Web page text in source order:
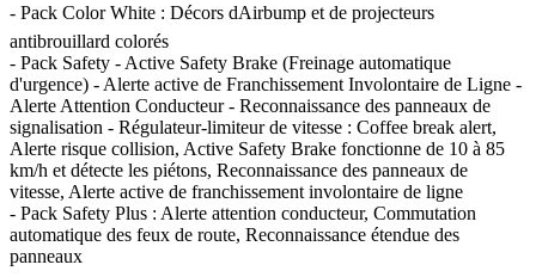
- Pack Color White : Décors dAirbump et de projecteurs
antibrouillard colorés
- Pack Safety - Active Safety Brake (Freinage automatique
d'urgence) - Alerte active de Franchissement Involontaire de Ligne -
Alerte Attention Conducteur - Reconnaissance des panneaux de
signalisation - Régulateur-limiteur de vitesse : Coffee break alert,
Alerte risque collision, Active Safety Brake fonctionne de 10 à 85
km/h et détecte les piétons, Reconnaissance des panneaux de
vitesse, Alerte active de franchissement involontaire de ligne
- Pack Safety Plus : Alerte attention conducteur, Commutation
automatique des feux de route, Reconnaissance étendue des
panneaux